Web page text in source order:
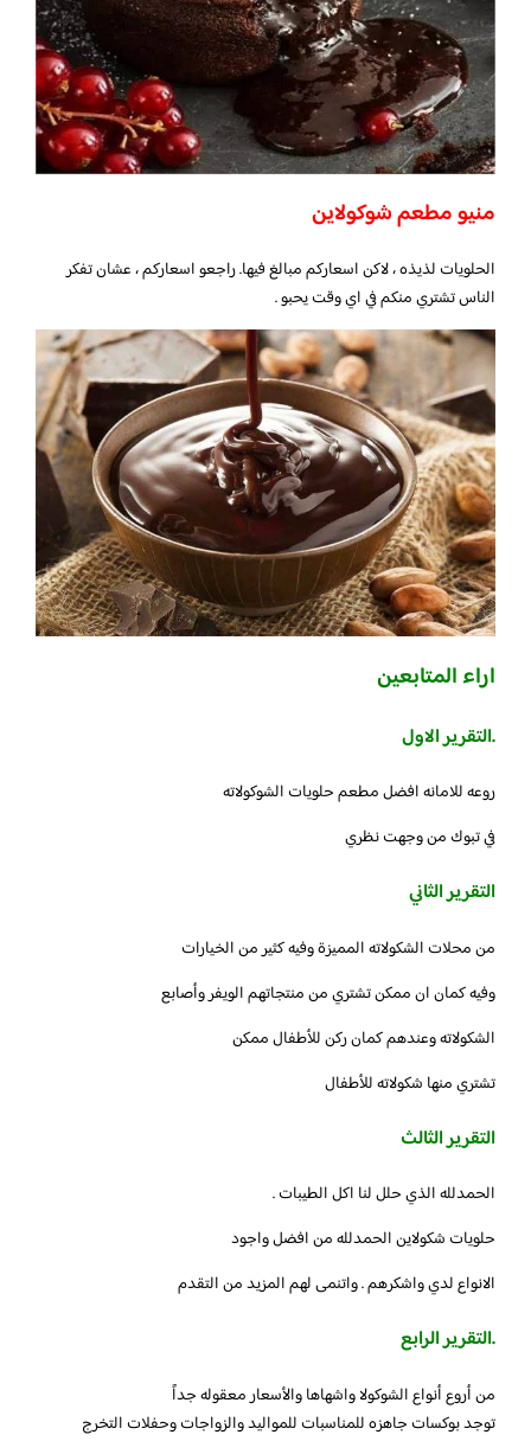
منيو مطعم شوكولاين
الحلويات لذيذه ، لاكن اسعاركم مبالغ فيها. راجعو اسعاركم ، عشان تفكر
الناس تشتري منكم في اي وقت يحبو .
اراء المتابعين
.التقرير الاول
روعه للامانه افضل مطعم حلويات الشوكولاته
في تبوك من وجهت نظري
التقرير الثاني
من محلات الشكولاته المميزة وفيه كثير من الخيارات
وفيه كمان ان ممكن تشتري من منتجاتهم الويفر وأصابع
الشكولاته وعندهم كمان ركن للأطفال ممكن
تشتري منها شكولاته للأطفال
التقرير الثالث
الحمدلله الذي حلل لنا اكل الطيبات .
حلويات شكولاين الحمدلله من افضل واجود
الانواع لدي واشكرهم . واتنمى لهم المزيد من التقدم
.التقرير الرابع
من أروع أنواع الشوكولا واشهاها والأسعار معقوله جداً
توجد بوكسات جاهزه للمناسبات للمواليد والزواجات وحفلات التخرج